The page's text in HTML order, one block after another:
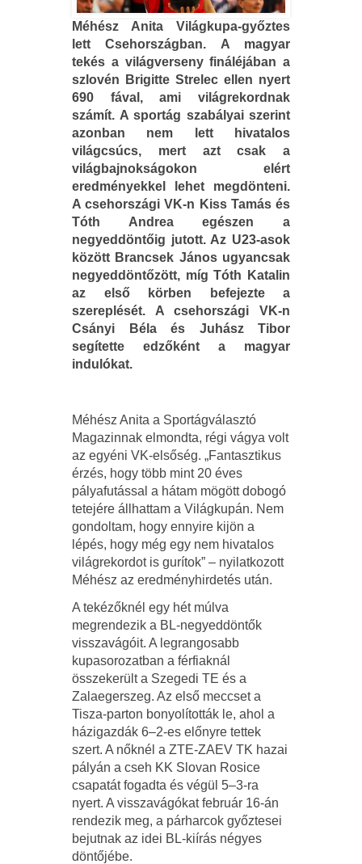
Méhész Anita Világkupa-győztes
lett Csehországban. A magyar
tekés a világverseny fináléjában a
szlovén Brigitte Strelec ellen nyert
690 fával, ami világrekordnak
számít. A sportág szabályai szerint
azonban nem lett hivatalos
világcsúcs, mert azt csak a
világbajnokságokon elért
eredményekkel lehet megdönteni.
A csehországi VK-n Kiss Tamás és
Tóth Andrea egészen a
negyeddöntőig jutott. Az U23-asok
között Brancsek János ugyancsak
negyeddöntőzött, míg Tóth Katalin
az első körben befejezte a
szereplését. A csehországi VK-n
Csányi Béla és Juhász Tibor
segítette edzőként a magyar
indulókat.
Méhész Anita a Sportágválasztó
Magazinnak elmondta, régi vágya volt
az egyéni VK-elsőség. „Fantasztikus
érzés, hogy több mint 20 éves
pályafutással a hátam mögött dobogó
tetejére állhattam a Világkupán. Nem
gondoltam, hogy ennyire kijön a
lépés, hogy még egy nem hivatalos
világrekordot is gurítok” – nyilatkozott
Méhész az eredményhirdetés után.
A tekézőknél egy hét múlva
megrendezik a BL-negyeddöntők
visszavágóit. A legrangosabb
kupasorozatban a férfiaknál
összekerült a Szegedi TE és a
Zalaegerszeg. Az első meccset a
Tisza-parton bonyolították le, ahol a
házigazdák 6–2-es előnyre tettek
szert. A nőknél a ZTE-ZAEV TK hazai
pályán a cseh KK Slovan Rosice
csapatát fogadta és végül 5–3-ra
nyert. A visszavágókat február 16-án
rendezik meg, a párharcok győztesei
bejutnak az idei BL-kiírás négyes
döntőjébe.